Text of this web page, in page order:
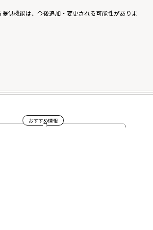
事を閲覧することができます。
供機能は、今後追加・変更される可能性がありま
おすすめ情報